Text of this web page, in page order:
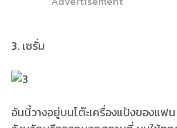
3. เซรั่ม
อันนี้วางอยู่บนโต๊ะเครื่องแป้งของแฟ